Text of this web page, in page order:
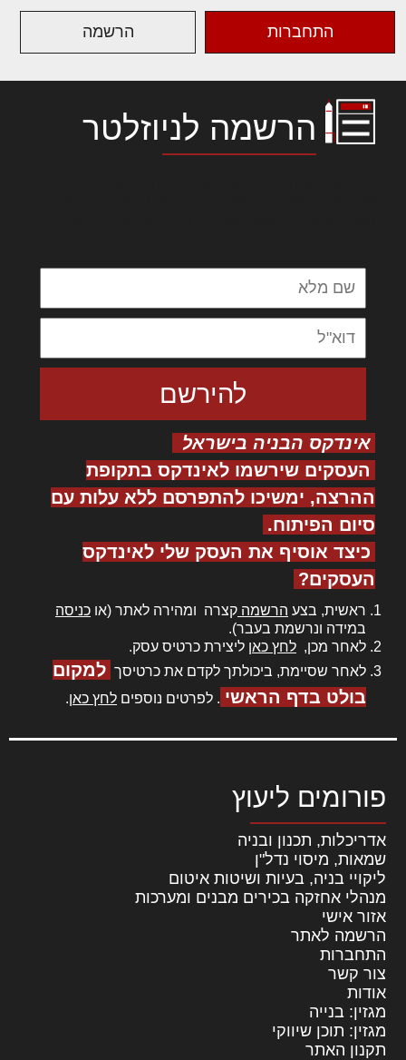
התחברות הרשמה
הרשמה לניוזלטר
אינדקס הבניה בישראל
העסקים שירשמו לאינדקס בתקופת
ההרצה, ימשיכו להתפרסם ללא עלות עם
סיום הפיתוח.
כיצד אוסיף את העסק שלי לאינדקס
העסקים?
ראשית, בצע הרשמה קצרה ומהירה לאתר (או כניסה
במידה ונרשמת בעבר).
לאחר מכן, לחץ כאן ליצירת כרטיס עסק.
לאחר שסיימת, ביכולתך לקדם את כרטיסך למקום
בולט בדף הראשי . לפרטים נוספים לחץ כאן.
פורומים ליעוץ
אדריכלות, תכנון ובניה
שמאות, מיסוי נדל"ן
ליקויי בניה, בעיות ושיטות איטום
מנהלי אחזקה בכירים מבנים ומערכות
אזור אישי
הרשמה לאתר
התחברות
צור קשר
אודות
מגזין: בנייה
מגזין: תוכן שיווקי
תקנון האתר